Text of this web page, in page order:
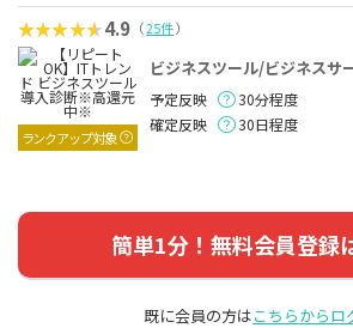
4.9 （25件）
ランクアップ対象
ビジネスツール/ビジネスサ
予定反映
30分程度
確定反映
30日程度
簡単1分！無料会員登録
既に会員の方はこちらからロ